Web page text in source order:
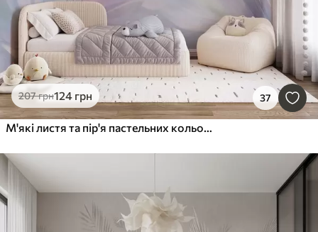
207грн124 грн 37
М'які листя та пір'я пастельних кольорів у відтінках рожевого, блакитного та жовтого, абстрактний та фактурний принт